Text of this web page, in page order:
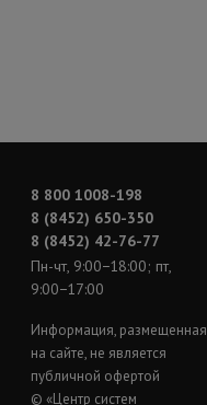
8 800 1008-198
8 (8452) 650-350
8 (8452) 42-76-77
Пн-чт, 9:00−18:00; пт,
9:00−17:00
Информация, размещенная
на сайте, не является
публичной офертой
© «Центр систем